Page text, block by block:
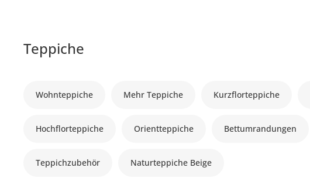
Teppiche
Wohnteppiche Mehr Teppiche Kurzflorteppiche
Hochflorteppiche Orientteppiche Bettumrandungen
Teppichzubehör Naturteppiche Beige